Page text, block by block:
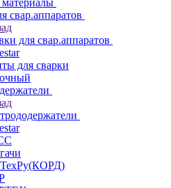
материалы
свар.аппаратов
для свар.аппаратов
для сварки